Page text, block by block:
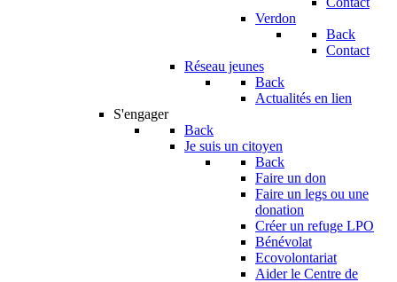
Verdon
Back
Contact
Réseau jeunes
Back
Actualités en lien
S'engager
Back
Je suis un citoyen
Back
Faire un don
Faire un legs ou une
donation
Créer un refuge LPO
Bénévolat
Ecovolontariat
Aider le Centre de